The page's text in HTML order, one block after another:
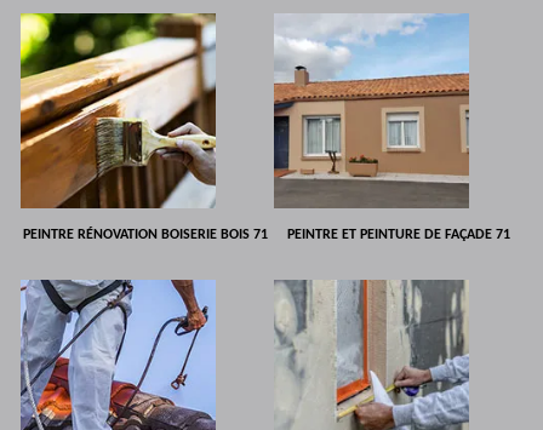
PEINTRE RÉNOVATION BOISERIE BOIS 71 PEINTRE ET PEINTURE DE FAÇADE 71